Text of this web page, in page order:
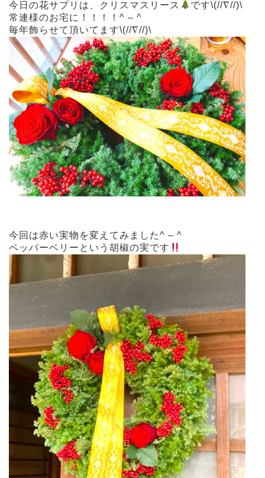
今日の花サプリは、クリスマスリース
です\(//∇//)\
常連様のお宅に！！！！^ – ^
毎年飾らせて頂いてます\(//∇//)\
今回は赤い実物を変えてみました^ – ^
ペッパーベリーという胡椒の実です